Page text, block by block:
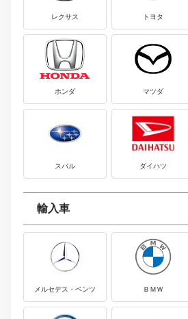
レクサス トヨタ
ホンダ マツダ
スバル ダイハツ
輸入車
メルセデス・ベンツ ＢＭＷ